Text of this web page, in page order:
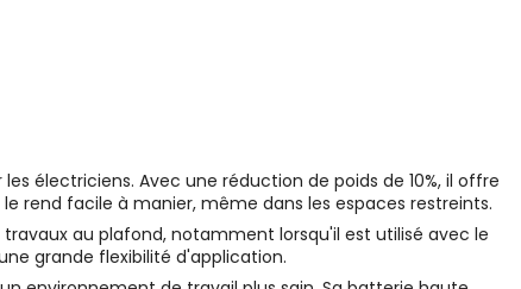
électriciens. Avec une réduction de poids de 10%, il offre
rend facile à manier, même dans les espaces restreints.
au plafond, notamment lorsqu'il est utilisé avec le
grande flexibilité d'application.